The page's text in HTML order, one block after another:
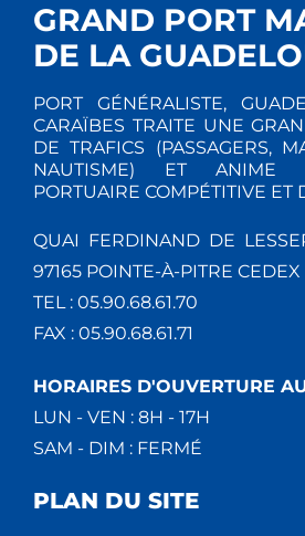
GRAND PORT
DE LA
PORT GÉNÉRALISTE,
CARAÏBES TRAITE UNE
DE TRAFICS (PASSAGERS,
NAUTISME) ET ANIME
PORTUAIRE COMPÉTITIVE ET
QUAI FERDINAND DE
97165 POINTE-À-PITRE CEDEX
TEL : 05.90.68.61.70
FAX : 05.90.68.61.71
HORAIRES D'OUVERTURE
LUN - VEN : 8H - 17H
SAM - DIM : FERMÉ
PLAN DU SITE